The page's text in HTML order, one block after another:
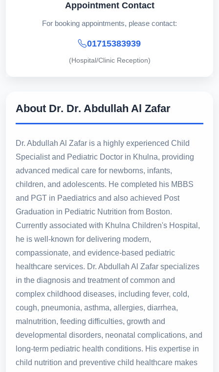
Appointment Contact
For booking appointments, please contact:
01715383939
(Hospital/Clinic Reception)
About Dr. Dr. Abdullah Al Zafar
Dr. Abdullah Al Zafar is a highly experienced Child
Specialist and Pediatric Doctor in Khulna, providing
advanced medical care for newborns, infants,
children, and adolescents. He completed his MBBS
and PGT in Paediatrics and also achieved Post
Graduation in Pediatric Nutrition from Boston.
Currently associated with Khulna Children's Hospital,
he is well-known for delivering modern,
compassionate, and evidence-based pediatric
healthcare services. Dr. Abdullah Al Zafar specializes
in the diagnosis and treatment of common and
complex childhood diseases, including fever, cold,
cough, pneumonia, asthma, allergies, diarrhea,
malnutrition, feeding difficulties, growth and
developmental disorders, neonatal complications, and
long-term pediatric health conditions. His expertise in
child nutrition and preventive child healthcare makes